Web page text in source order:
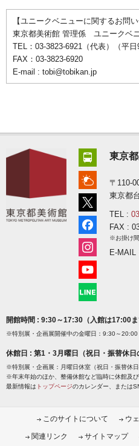
【ユニークベニューに関するお問い
東京都美術館 管理係 ユニークベ
TEL：03-3823-6921（代表）（平日
FAX：03-3823-6920
E-mail : tobi@tobikan.jp
東京
〒110-
東京都
TEL :
FAX :
※お掛け間
E-MAIL
開館時間 : 9:30～17:30（入館は17:00ま
※特別展・企画展開催中の金曜日：9:30～20:00
休館日 : 第1・3月曜日（祝日・振替休日
※特別展・企画展：月曜日休室（祝日・振替休日
※年末年始のほか、整備休館など臨時に休館及び
最新情報は トップページのカレンダー、または
このサイトについて ウ
関連リンク サイトマップ